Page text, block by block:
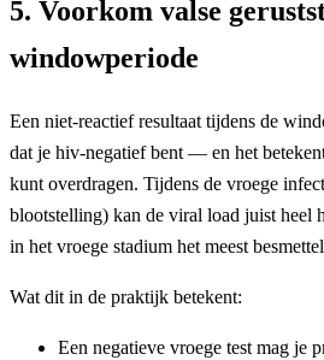
5. Voorkom valse
windowperiode
Een niet-reactief resultaat tijdens de
dat je hiv-negatief bent — en het
kunt overdragen. Tijdens de vroege
blootstelling) kan de viral load juist heel
in het vroege stadium het meest
Wat dit in de praktijk betekent:
Een negatieve vroege test mag je